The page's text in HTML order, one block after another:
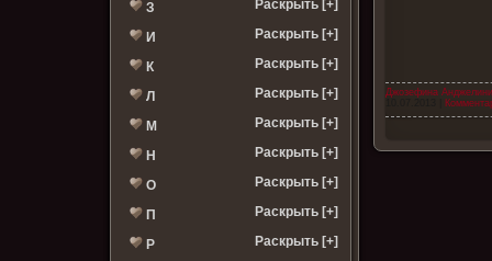
З Раскрыть [+]
И Раскрыть [+]
К Раскрыть [+]
Л Раскрыть [+]
М Раскрыть [+]
Н Раскрыть [+]
О Раскрыть [+]
П Раскрыть [+]
Р Раскрыть [+]
Джозефина